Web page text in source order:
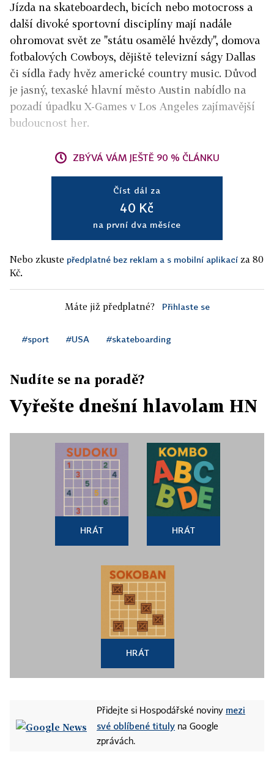
Jízda na skateboardech, bicích nebo motocross a
další divoké sportovní disciplíny mají nadále
ohromovat svět ze "státu osamělé hvězdy", domova
fotbalových Cowboys, dějiště televizní ságy Dallas
či sídla řady hvěz americké country music. Důvod
je jasný, texaské hlavní město Austin nabídlo na
pozadí úpadku X-Games v Los Angeles zajímavější
budoucnost her.
ZBÝVÁ VÁM JEŠTĚ 90 % ČLÁNKU
Číst dál za
40 Kč
na první dva měsíce
Nebo zkuste předplatné bez reklam a s mobilní aplikací za 80
Kč.
Máte již předplatné? Přihlaste se
#sport #USA #skateboarding
Nudíte se na poradě?
Vyřešte dnešní hlavolam HN
HRÁT HRÁT
HRÁT
Přidejte si Hospodářské noviny mezi
své oblíbené tituly na Google
zprávách.